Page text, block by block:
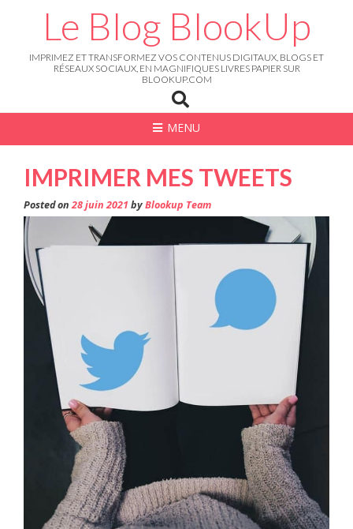
Le Blog BlookUp
IMPRIMEZ ET TRANSFORMEZ VOS CONTENUS DIGITAUX, BLOGS ET
RÉSEAUX SOCIAUX, EN MAGNIFIQUES LIVRES PAPIER SUR
BLOOKUP.COM
MENU
IMPRIMER MES TWEETS
Posted on28 juin 2021 byBlookup Team